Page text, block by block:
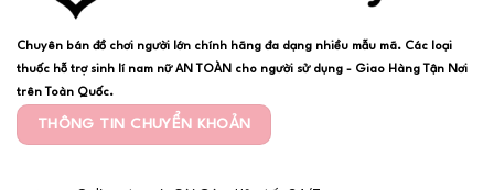
Chuyên bán đồ chơi người lớn chính hãng đa dạng nhiều mẫu mã. Các loại
thuốc hỗ trợ sinh lí nam nữ AN TOÀN cho người sử dụng - Giao Hàng Tận Nơi
trên Toàn Quốc.
THÔNG TIN CHUYỂN KHOẢN